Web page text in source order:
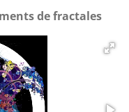
de fractales